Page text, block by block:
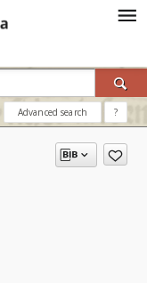
Advanced search ?